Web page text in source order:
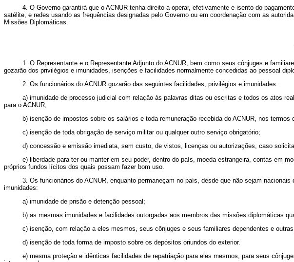
4. O Governo garantirá que o ACNUR tenha direito a operar, efetivamente e isento do
satélite, e redes usando as frequências designadas pelo Governo ou em coordenação com as
Missões Diplomáticas.
1. O Representante e o Representante Adjunto do ACNUR, bem como seus cônjuges e
gozarão dos privilégios e imunidades, isenções e facilidades normalmente concedidas ao pessoal
2. Os funcionários do ACNUR gozarão das seguintes facilidades, privilégios e imunidades:
a) imunidade de processo judicial com relação às palavras ditas ou escritas e todos os atos
para o ACNUR;
b) isenção de impostos sobre os salários e toda remuneração recebida do ACNUR, nos termos
c) isenção de toda obrigação de serviço militar ou qualquer outro serviço obrigatório;
d) concessão e emissão imediata, sem custo, de vistos, licenças ou autorizações, caso
e) liberdade para ter ou manter em seu poder, dentro do país, moeda estrangeira, contas em
próprios fundos lícitos dos quais possam fazer bom uso.
3. Os funcionários do ACNUR, enquanto permaneçam no país, desde que não sejam
imunidades:
a) imunidade de prisão e detenção pessoal;
b) as mesmas imunidades e facilidades outorgadas aos membros das missões diplomáticas
c) isenção, com relação a eles mesmos, seus cônjuges e seus familiares dependentes e
d) isenção de toda forma de imposto sobre os depósitos oriundos do exterior.
e) mesma proteção e idênticas facilidades de repatriação para eles mesmos, para seus